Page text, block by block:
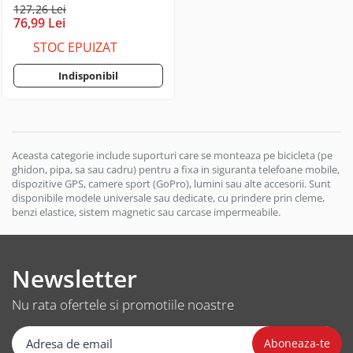
Perforatoare de birou
Huse si protectii pentru iPhone 13
Pro Max
Huse si protectii pentru iPhone 14
Huse si protectii pentru iPhone 14
Plus
Pro Max
Huse si protectii pentru iPhone 15
Huse si protectii pentru iPhone 15
Plus
Huse si protectii pentru iPhone 15
Huse si protectii pentru iPhone 15
Pro Max
Huse si protectii pentru iPhone 16
Huse si protectii pentru iPhone 16
Plus
127,26 Lei
76,99 Lei
STOC EPUIZAT
Indisponibil
Aceasta categorie include suporturi care se monteaza pe bicicleta (pe
ghidon, pipa, sa sau cadru) pentru a fixa in siguranta telefoane mobile,
dispozitive GPS, camere sport (GoPro), lumini sau alte accesorii. Sunt
disponibile modele universale sau dedicate, cu prindere prin cleme,
benzi elastice, sistem magnetic sau carcase impermeabile.
Newsletter
Nu rata ofertele si promotiile noastre